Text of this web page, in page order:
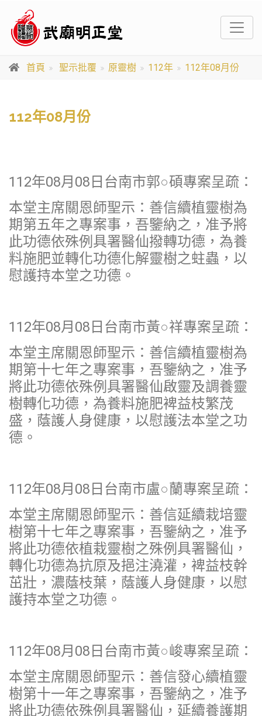
首頁 聖示批覆 原靈樹 112年 112年08月份
112年08月份
112年08月08日台南市郭○碩專案呈疏：
本堂主席關恩師聖示：善信續植靈樹為
期第五年之專案事，吾鑒納之，准予將
此功德依殊例具署醫仙撥轉功德，為養
料施肥並轉化功德化解靈樹之蛀蟲，以
慰護持本堂之功德。
112年08月08日台南市黃○祥專案呈疏：
本堂主席關恩師聖示：善信續植靈樹為
期第十七年之專案事，吾鑒納之，准予
將此功德依殊例具署醫仙啟靈及調養靈
樹轉化功德，為養料施肥裨益枝繁茂
盛，蔭護人身健康，以慰護法本堂之功
德。
112年08月08日台南市盧○蘭專案呈疏：
本堂主席關恩師聖示：善信延續栽培靈
樹第十七年之專案事，吾鑒納之，准予
將此功德依植栽靈樹之殊例具署醫仙，
轉化功德為抗原及挹注澆灌，裨益枝幹
茁壯，濃蔭枝葉，蔭護人身健康，以慰
護持本堂之功德。
112年08月08日台南市黃○峻專案呈疏：
本堂主席關恩師聖示：善信發心續植靈
樹第十一年之專案事，吾鑒納之，准予
將此功德依殊例具署醫仙，延續養護期